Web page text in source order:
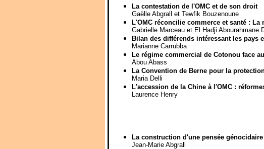
La contestation de l'OMC et de son droit
Gaëlle Abgrall et Tewfik Bouzenoune
L'OMC réconcilie commerce et santé :
Gabrielle Marceau et El Hadji Abourahmane
Bilan des différends intéressant les pays
Marianne Carrubba
Le régime commercial de Cotonou face
Abou Abass
La Convention de Berne pour la
Maria Delli
L'accession de la Chine à l'OMC :
Laurence Henry
La construction d'une pensée
Jean-Marie Abgrall